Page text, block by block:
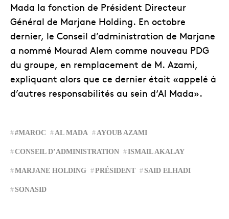
Mada la fonction de Président Directeur
Général de Marjane Holding. En octobre
dernier, le Conseil d’administration de Marjane
a nommé Mourad Alem comme nouveau PDG
du groupe, en remplacement de M. Azami,
expliquant alors que ce dernier était «appelé à
d’autres responsabilités au sein d‘Al Mada».
#MAROC AL MADA AYOUB AZAMI
CONSEIL D’ADMINISTRATION ISMAIL AKALAY
MARJANE HOLDING PRÉSIDENT SAID ELHADI
SONASID